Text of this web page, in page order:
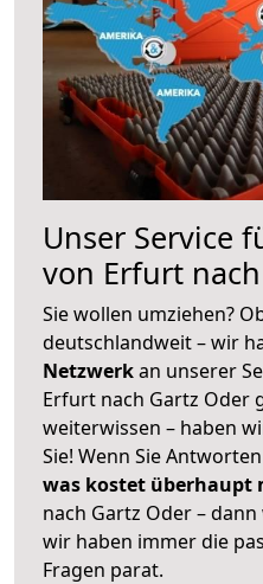
Unser Service
von Erfurt
Sie wollen umziehen?
deutschlandweit – wir
Netzwerkan unserer
Erfurt nach Gartz Oder
weiterwissen – haben
Sie! Wenn Sie
was kostet überhaupt
nach Gartz Oder –
wir haben immer die
Fragen parat.